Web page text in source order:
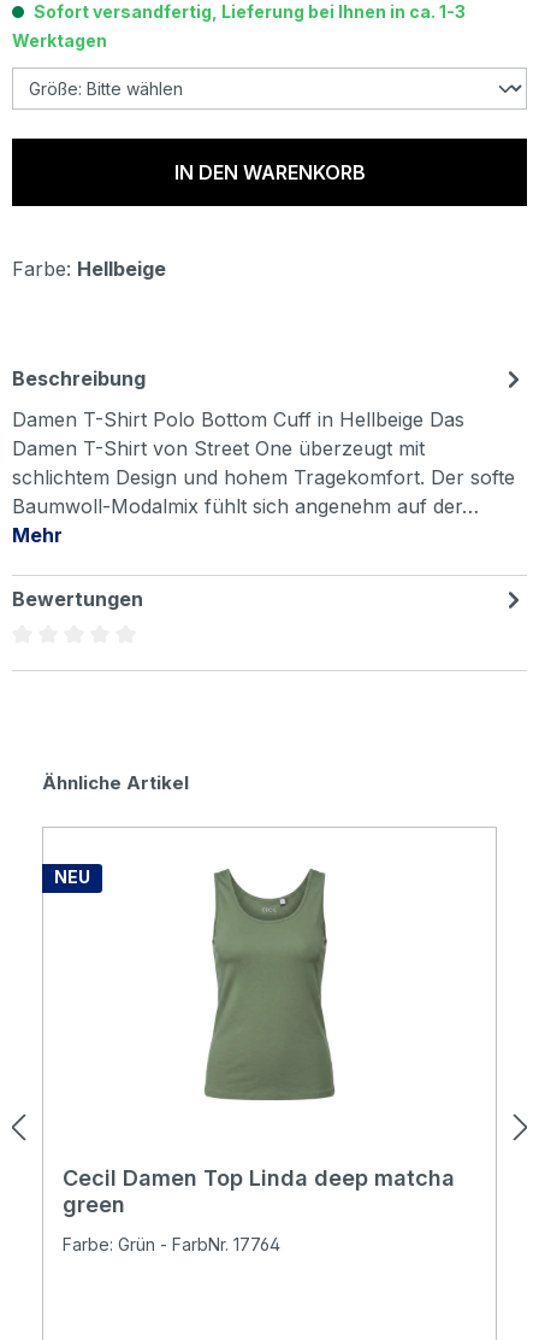
Sofort versandfertig, Lieferung bei Ihnen in ca. 1-3
Werktagen
IN DEN WARENKORB
Farbe: Hellbeige
Beschreibung
Damen T-Shirt Polo Bottom Cuff in Hellbeige Das
Damen T-Shirt von Street One überzeugt mit
schlichtem Design und hohem Tragekomfort. Der softe
Baumwoll-Modalmix fühlt sich angenehm auf der…
Mehr
Bewertungen
Produktgalerie überspringen
Ähnliche Artikel
NEU
Cecil Damen Top Linda deep matcha
green
Farbe: Grün - FarbNr. 17764